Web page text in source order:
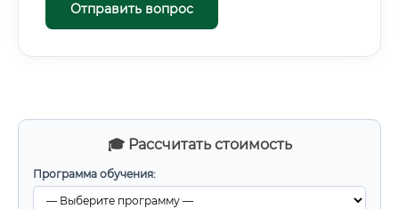
🎓 Рассчитать стоимость
Программа обучения:
Отправить вопрос